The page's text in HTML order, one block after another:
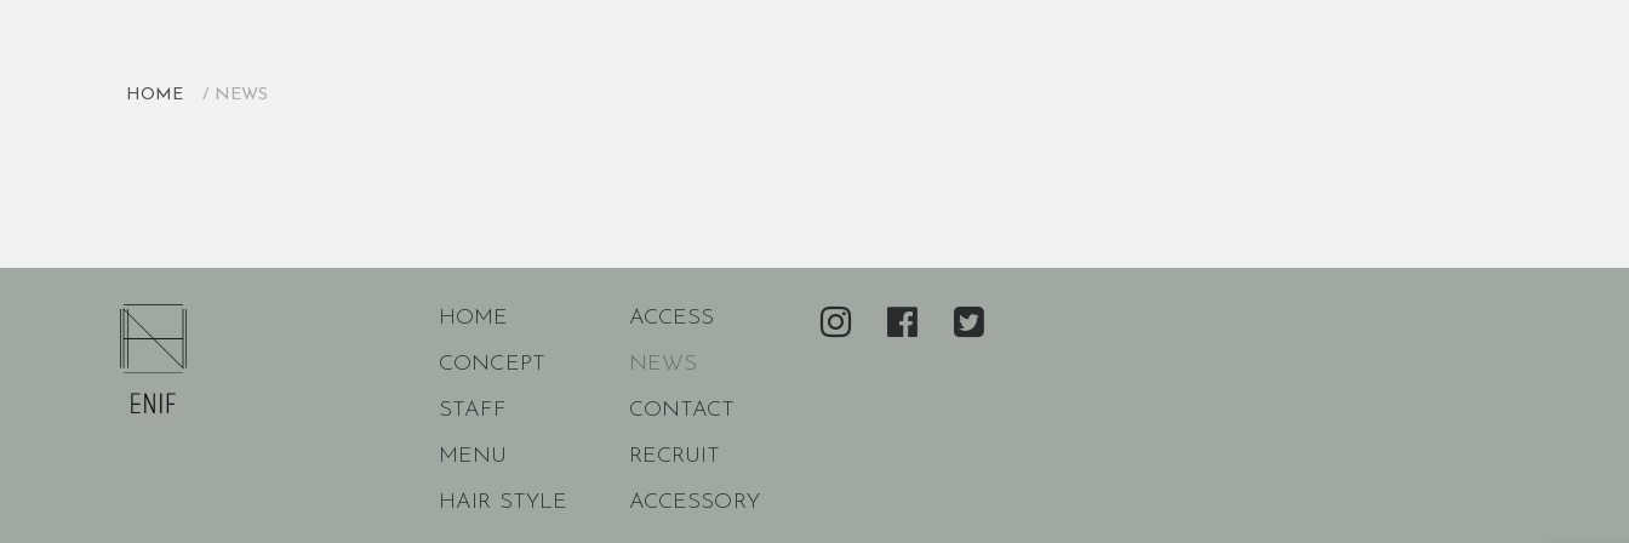
HOME NEWS
HOME
CONCEPT
STAFF
MENU
HAIR STYLE
ACCESS
NEWS
CONTACT
RECRUIT
ACCESSORY